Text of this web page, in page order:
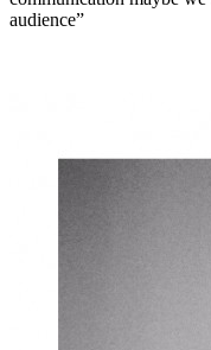
audience”